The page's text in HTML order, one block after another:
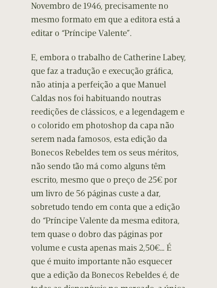
Novembro de 1946, precisamente no
mesmo formato em que a editora está a
editar o “Príncipe Valente”.
E, embora o trabalho de Catherine Labey,
que faz a tradução e execução gráfica,
não atinja a perfeição a que Manuel
Caldas nos foi habituando noutras
reedições de clássicos, e a legendagem e
o colorido em photoshop da capa não
serem nada famosos, esta edição da
Bonecos Rebeldes tem os seus méritos,
não sendo tão má como alguns têm
escrito, mesmo que o preço de 25€ por
um livro de 56 páginas custe a dar,
sobretudo tendo em conta que a edição
do “Príncipe Valente da mesma editora,
tem quase o dobro das páginas por
volume e custa apenas mais 2,50€… É
que é muito importante não esquecer
que a edição da Bonecos Rebeldes é, de